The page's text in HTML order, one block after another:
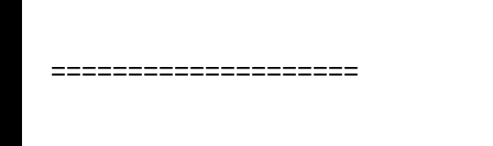
====================